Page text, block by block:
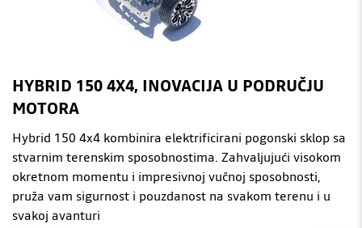
HYBRID 150 4X4, INOVACIJA U PODRUČJU
MOTORA
Hybrid 150 4x4 kombinira elektrificirani pogonski sklop sa
stvarnim terenskim sposobnostima. Zahvaljujući visokom
okretnom momentu i impresivnoj vučnoj sposobnosti,
pruža vam sigurnost i pouzdanost na svakom terenu i u
svakoj avanturi